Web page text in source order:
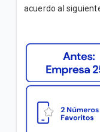
Un canal de
¡Mejoramos su
mayor velocidad!
Promoción
acuerdo al